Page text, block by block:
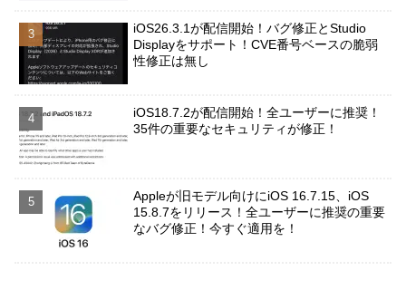
iOS26.3.1が配信開始！バグ修正とStudio
Displayをサポート！CVE番号ベースの脆弱
性修正は無し
iOS18.7.2が配信開始！全ユーザーに推奨！
35件の重要なセキュリティが修正！
Appleが旧モデル向けにiOS 16.7.15、iOS
15.8.7をリリース！全ユーザーに推奨の重要
なバグ修正！今すぐ適用を！